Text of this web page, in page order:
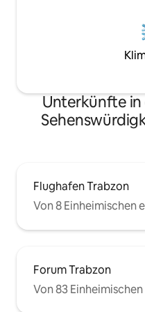
Unterkünfte in
Flughafen Trabzon
Von 8 Einheimischen
Forum Trabzon
Von 83